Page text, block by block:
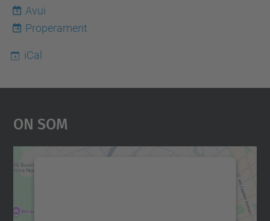
9
Avui
Properament
iCal
On Som